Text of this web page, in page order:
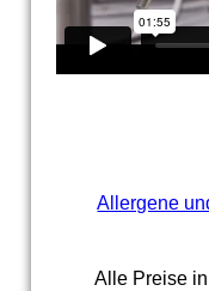
Allergene
Alle Preise